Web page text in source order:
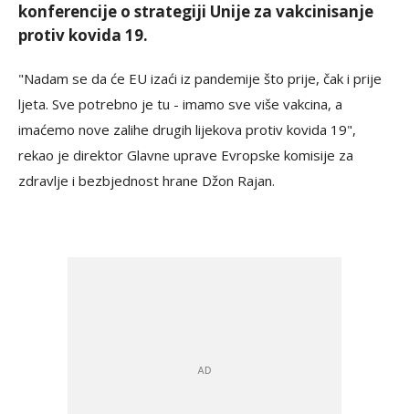
konferencije o strategiji Unije za vakcinisanje
protiv kovida 19.
"Nadam se da će EU izaći iz pandemije što prije, čak i prije
ljeta. Sve potrebno je tu - imamo sve više vakcina, a
imaćemo nove zalihe drugih lijekova protiv kovida 19",
rekao je direktor Glavne uprave Evropske komisije za
zdravlje i bezbjednost hrane Džon Rajan.